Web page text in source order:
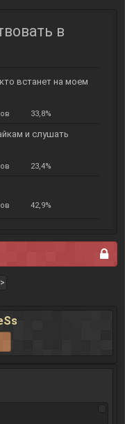
в
встанет на моем
33,8%
и слушать
23,4%
42,9%